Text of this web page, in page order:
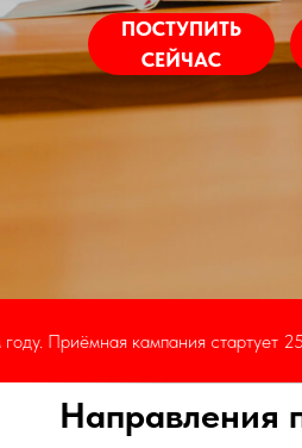
ПОСТУПИТЬ
СЕЙЧАС
кампания стартует 25 мая
Направления